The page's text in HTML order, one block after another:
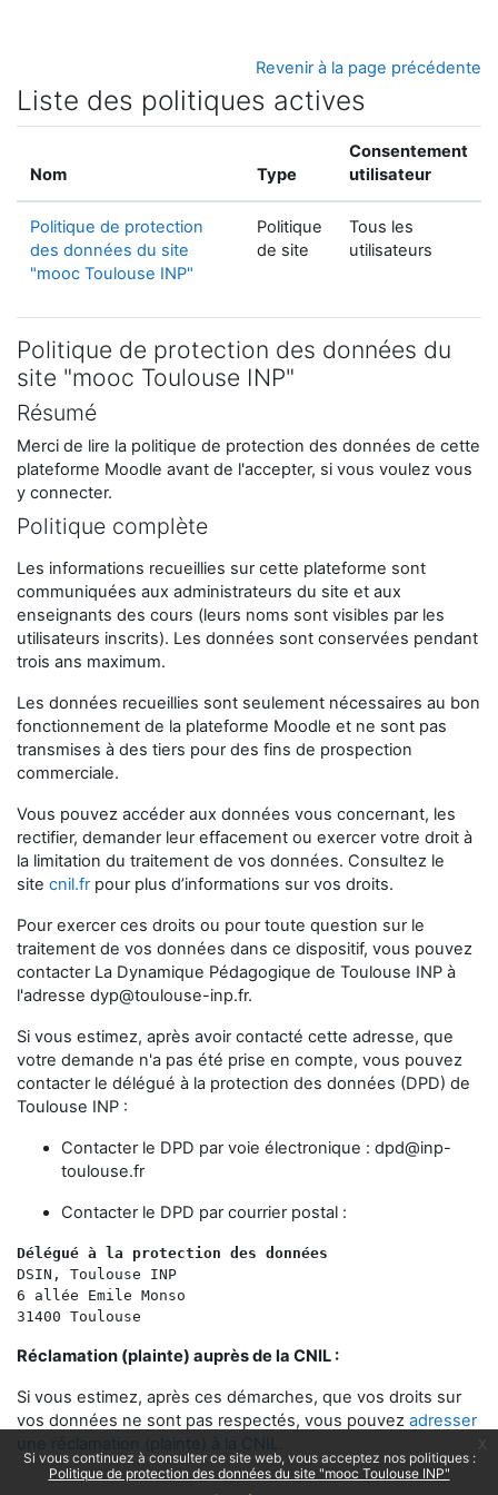
Si vous continuez à consulter ce site web, vous acceptez nos politiques :
Politique de protection des données du site "mooc Toulouse INP"
Revenir à la page précédente
Liste des politiques actives
Nom Type
Consentement
utilisateur
Politique de protection
des données du site
"mooc Toulouse INP"
Politique
de site
Tous les
utilisateurs
Politique de protection des données du
site "mooc Toulouse INP"
Résumé
Merci de lire la politique de protection des données de cette
plateforme Moodle avant de l'accepter, si vous voulez vous
y connecter.
Politique complète
Les informations recueillies sur cette plateforme sont
communiquées aux administrateurs du site et aux
enseignants des cours (leurs noms sont visibles par les
utilisateurs inscrits). Les données sont conservées pendant
trois ans maximum.
Les données recueillies sont seulement nécessaires au bon
fonctionnement de la plateforme Moodle et ne sont pas
transmises à des tiers pour des fins de prospection
commerciale.
Vous pouvez accéder aux données vous concernant, les
rectifier, demander leur effacement ou exercer votre droit à
la limitation du traitement de vos données. Consultez le
site cnil.frpour plus d’informations sur vos droits.
Pour exercer ces droits ou pour toute question sur le
traitement de vos données dans ce dispositif, vous pouvez
contacter La Dynamique Pédagogique de Toulouse INP à
l'adresse dyp@toulouse-inp.fr.
Si vous estimez, après avoir contacté cette adresse, que
votre demande n'a pas été prise en compte, vous pouvez
contacter le délégué à la protection des données (DPD) de
Toulouse INP :
Contacter le DPD par voie électronique : dpd@inp-
toulouse.fr
Contacter le DPD par courrier postal :
Délégué à la protection des données
DSIN, Toulouse INP
6 allée Emile Monso
31400 Toulouse
Réclamation (plainte) auprès de la CNIL :
Si vous estimez, après ces démarches, que vos droits sur
vos données ne sont pas respectés, vous pouvez adresser
une réclamation (plainte) à la CNIL.